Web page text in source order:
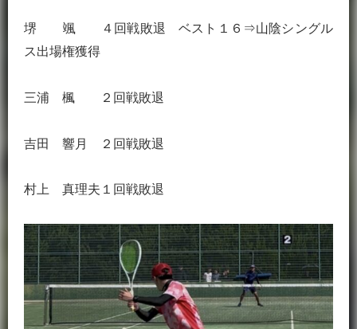
堺 颯 ４回戦敗退 ベスト１６⇒山陰シングル
ス出場権獲得
三浦 楓 ２回戦敗退
吉田 響月 ２回戦敗退
村上 真理夫１回戦敗退